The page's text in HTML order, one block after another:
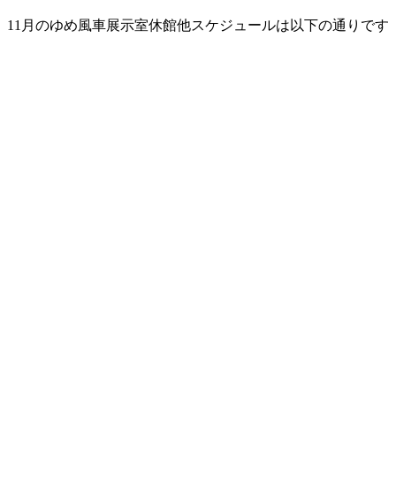
11 月のゆめ風車展示室休館他スケジュールは以下の通りです